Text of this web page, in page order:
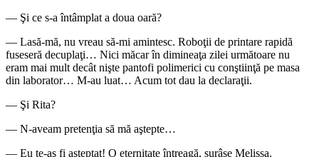
― Şi ce s-a întâmplat a doua oară?
― Lasă-mă, nu vreau să-mi amintesc. Roboţii de printare rapidă
fuseseră decuplaţi… Nici măcar în dimineaţa zilei următoare nu
eram mai mult decât nişte pantofi polimerici cu conştiinţă pe masa
din laborator… M-au luat… Acum tot dau la declaraţii.
― Şi Rita?
― N-aveam pretenţia să mă aştepte…
― Eu te-aş fi aşteptat! O eternitate întreagă, surâse Melissa.